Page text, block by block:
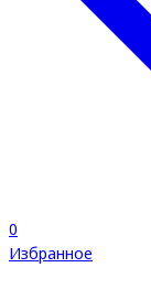
0
Избранное